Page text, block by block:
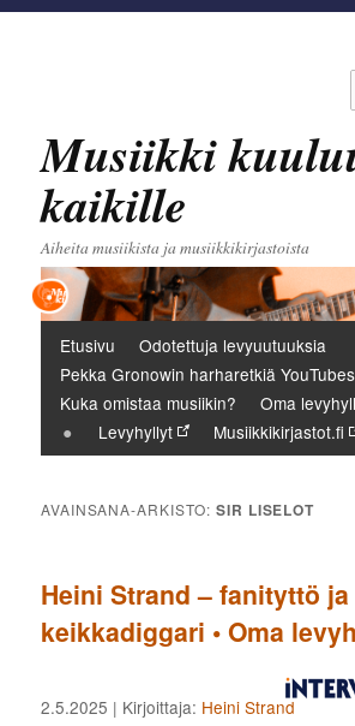
Musiikki
kaikille
Aiheita musiikista ja musiikkikirjastoista
Päävalikko
Etusivu
Odotettuja levyuutuuksia
Pekka Gronowin harharetkiä
Kuka omistaa musiikin?
Oma
Levyhyllyt
Musiikkikirjastot.fi
AVAINSANA-ARKISTO:SIR LISELOT
Heini Strand – fanityttö ja
keikkadiggari • Oma
2.5.2025 | Kirjoittaja: Heini Strand